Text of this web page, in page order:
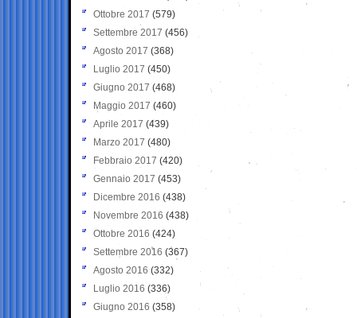
Ottobre 2017 (579)
Settembre 2017 (456)
Agosto 2017 (368)
Luglio 2017 (450)
Giugno 2017 (468)
Maggio 2017 (460)
Aprile 2017 (439)
Marzo 2017 (480)
Febbraio 2017 (420)
Gennaio 2017 (453)
Dicembre 2016 (438)
Novembre 2016 (438)
Ottobre 2016 (424)
Settembre 2016 (367)
Agosto 2016 (332)
Luglio 2016 (336)
Giugno 2016 (358)